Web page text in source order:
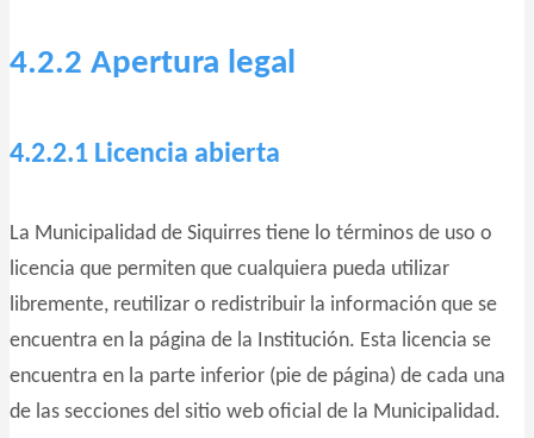
4.2.2 Apertura legal
4.2.2.1 Licencia abierta
La Municipalidad de Siquirres tiene lo términos de uso o
licencia que permiten que cualquiera pueda utilizar
libremente, reutilizar o redistribuir la información que se
encuentra en la página de la Institución. Esta licencia se
encuentra en la parte inferior (pie de página) de cada una
de las secciones del sitio web oficial de la Municipalidad.